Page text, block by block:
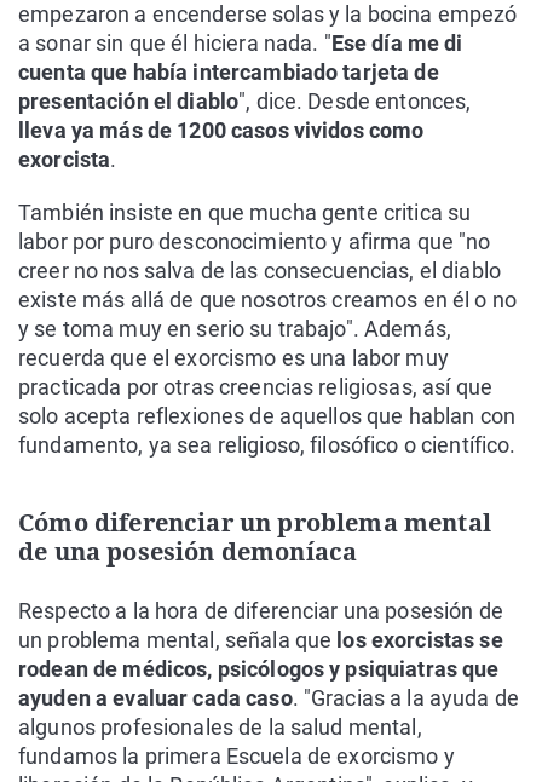
empezaron a encenderse solas y la bocina empezó
a sonar sin que él hiciera nada. "Ese día me di
cuenta que había intercambiado tarjeta de
presentación el diablo", dice. Desde entonces,
lleva ya más de 1200 casos vividos como
exorcista.
También insiste en que mucha gente critica su
labor por puro desconocimiento y afirma que "no
creer no nos salva de las consecuencias, el diablo
existe más allá de que nosotros creamos en él o no
y se toma muy en serio su trabajo". Además,
recuerda que el exorcismo es una labor muy
practicada por otras creencias religiosas, así que
solo acepta reflexiones de aquellos que hablan con
fundamento, ya sea religioso, filosófico o científico.
Cómo diferenciar un problema mental
de una posesión demoníaca
Respecto a la hora de diferenciar una posesión de
un problema mental, señala que los exorcistas se
rodean de médicos, psicólogos y psiquiatras que
ayuden a evaluar cada caso. "Gracias a la ayuda de
algunos profesionales de la salud mental,
fundamos la primera Escuela de exorcismo y